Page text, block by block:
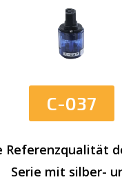
C-037
Referenzqualität
Serie mit silber-